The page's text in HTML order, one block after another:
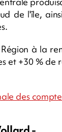
de l'île,
à la
et +30 % de
des